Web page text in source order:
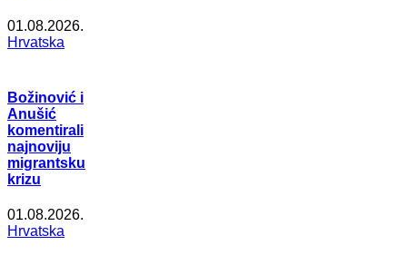
01.08.2026.
Hrvatska
Božinović i
Anušić
komentirali
najnoviju
migrantsku
krizu
01.08.2026.
Hrvatska